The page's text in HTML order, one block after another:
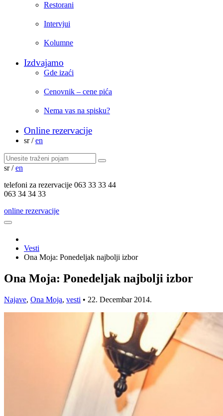
Restorani
Intervjui
Kolumne
Izdvajamo
Gde izaći
Cenovnik – cene pića
Nema vas na spisku?
Online rezervacije
sr / en
sr / en
telefoni za rezervacije 063 33 33 44
063 34 34 33
online rezervacije
Vesti
Ona Moja: Ponedeljak najbolji izbor
Ona Moja: Ponedeljak najbolji izbor
Najave, Ona Moja, vesti • 22. Decembar 2014.